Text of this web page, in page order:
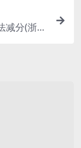
减分(浙江